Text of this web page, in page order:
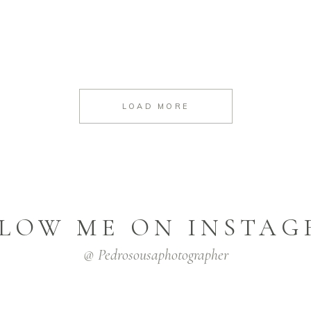
LOAD MORE
ME ON
@ Pedrosousaphotographer